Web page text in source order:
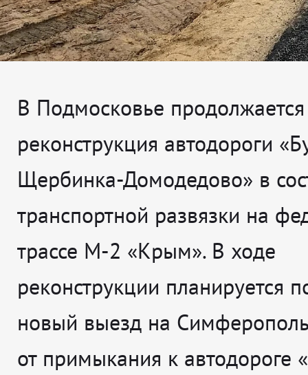
В Подмосковье продолжается
реконструкция автодороги
Щербинка-Домодедово» в
транспортной развязки на
трассе М-2 «Крым». В ходе
реконструкции планируется
новый выезд на
от примыкания к автодороге